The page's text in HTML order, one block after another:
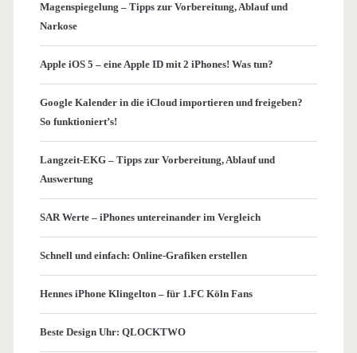
Magenspiegelung – Tipps zur Vorbereitung, Ablauf und
Narkose
Apple iOS 5 – eine Apple ID mit 2 iPhones! Was tun?
Google Kalender in die iCloud importieren und freigeben?
So funktioniert’s!
Langzeit-EKG – Tipps zur Vorbereitung, Ablauf und
Auswertung
SAR Werte – iPhones untereinander im Vergleich
Schnell und einfach: Online-Grafiken erstellen
Hennes iPhone Klingelton – für 1.FC Köln Fans
Beste Design Uhr: QLOCKTWO